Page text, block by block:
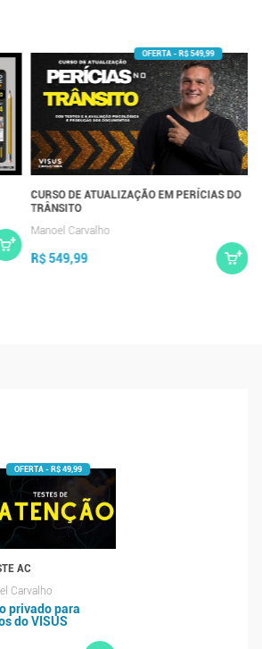
CURSO DE ATUALIZAÇÃO EM PERÍCIAS DO
TRÂNSITO
Manoel Carvalho
R$ 549,99
AC
Carvalho
privado para
do VISUS